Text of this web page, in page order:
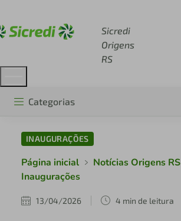
Sicredi
Origens
RS
Categorias
INAUGURAÇÕES
Página inicial
Notícias Origens RS
Inaugurações
13/04/2026 4 min de leitura